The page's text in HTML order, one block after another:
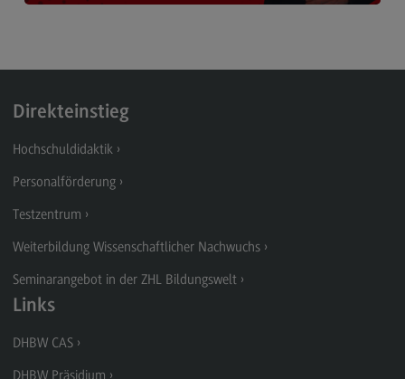
Kontakt
Ansprechpersonen
Kontaktformular
Wegbeschreibung
Links
(External link)
Direkteinstieg
Hochschuldidaktik
Personalförderung
Testzentrum
Weiterbildung Wissenschaftlicher Nachwuchs
Seminarangebot in der ZHL Bildungswelt
Links
DHBW CAS